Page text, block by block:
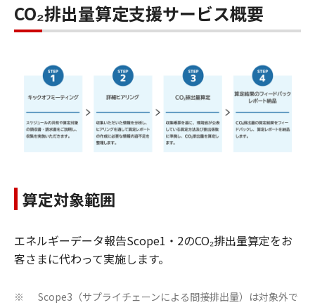
CO₂排出量算定支援サービス概要
算定対象範囲
エネルギーデータ報告Scope1・2のCO₂排出量算定をお
客さまに代わって実施します。
※
Scope3（サプライチェーンによる間接排出量）は対象外で